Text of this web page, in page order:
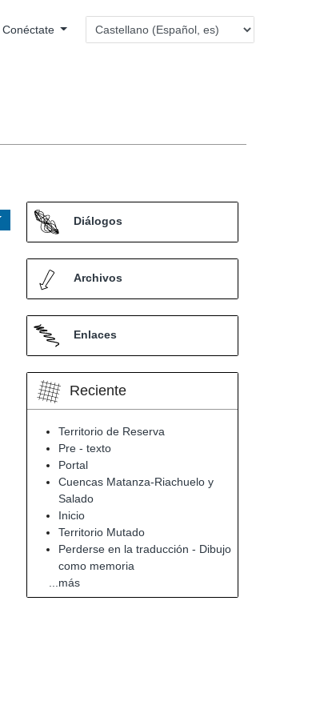
Conéctate
Diálogos
Archivos
Enlaces
Reciente
Territorio de Reserva
Pre - texto
Portal
Cuencas Matanza-Riachuelo y
Salado
Inicio
Territorio Mutado
Perderse en la traducción - Dibujo
como memoria
...más